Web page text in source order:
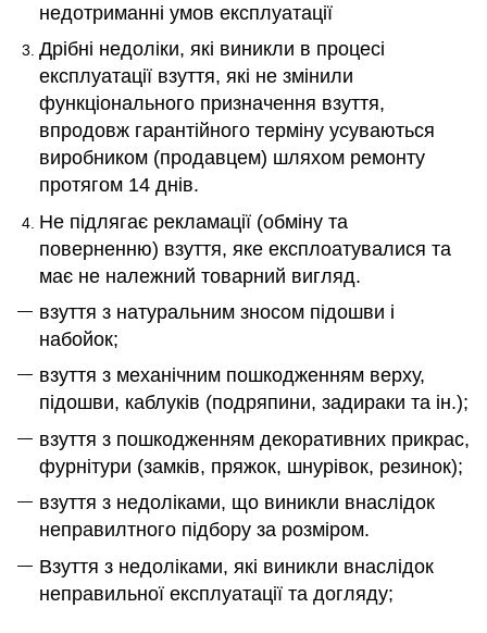
недотриманні умов експлуатації
Дрібні недоліки, які виникли в процесі
експлуатації взуття, які не змінили
функціонального призначення взуття,
впродовж гарантійного терміну усуваються
виробником (продавцем) шляхом ремонту
протягом 14 днів.
Не підлягає рекламації (обміну та
поверненню) взуття, яке експлоатувалися та
має не належний товарний вигляд.
взуття з натуральним зносом підошви і
набойок;
взуття з механічним пошкодженням верху,
підошви, каблуків (подряпини, задираки та ін.);
взуття з пошкодженням декоративних прикрас,
фурнітури (замків, пряжок, шнурівок, резинок);
взуття з недоліками, що виникли внаслідок
неправилтного підбору за розміром.
Взуття з недоліками, які виникли внаслідок
неправильної експлуатації та догляду;